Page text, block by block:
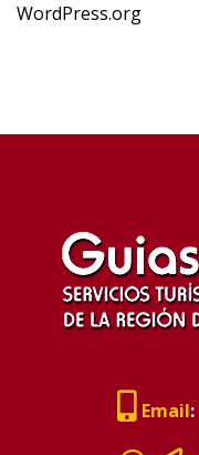
WordPress.org
Email: